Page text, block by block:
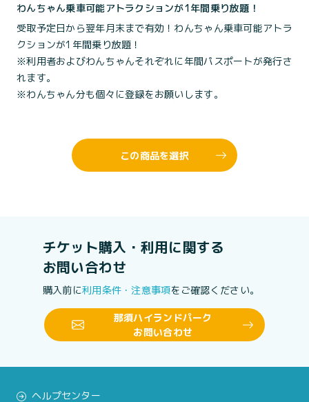
わんちゃん乗車可能アトラクションが1年間乗り放題！
受取予定日から翌年月末まで有効！わんちゃん乗車可能アトラ
クションが1年間乗り放題！
※利用者およびわんちゃんそれぞれに年間パスポートが発行さ
れます。
※わんちゃん分も個々に登録をお願いします。
この商品を選択
チケット購入・利用に関する
お問い合わせ
購入前に利用条件・注意事項をご確認ください。
那須ハイランドパーク
お問い合わせ
ヘルプセンター